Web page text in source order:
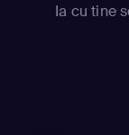
Ia cu tine